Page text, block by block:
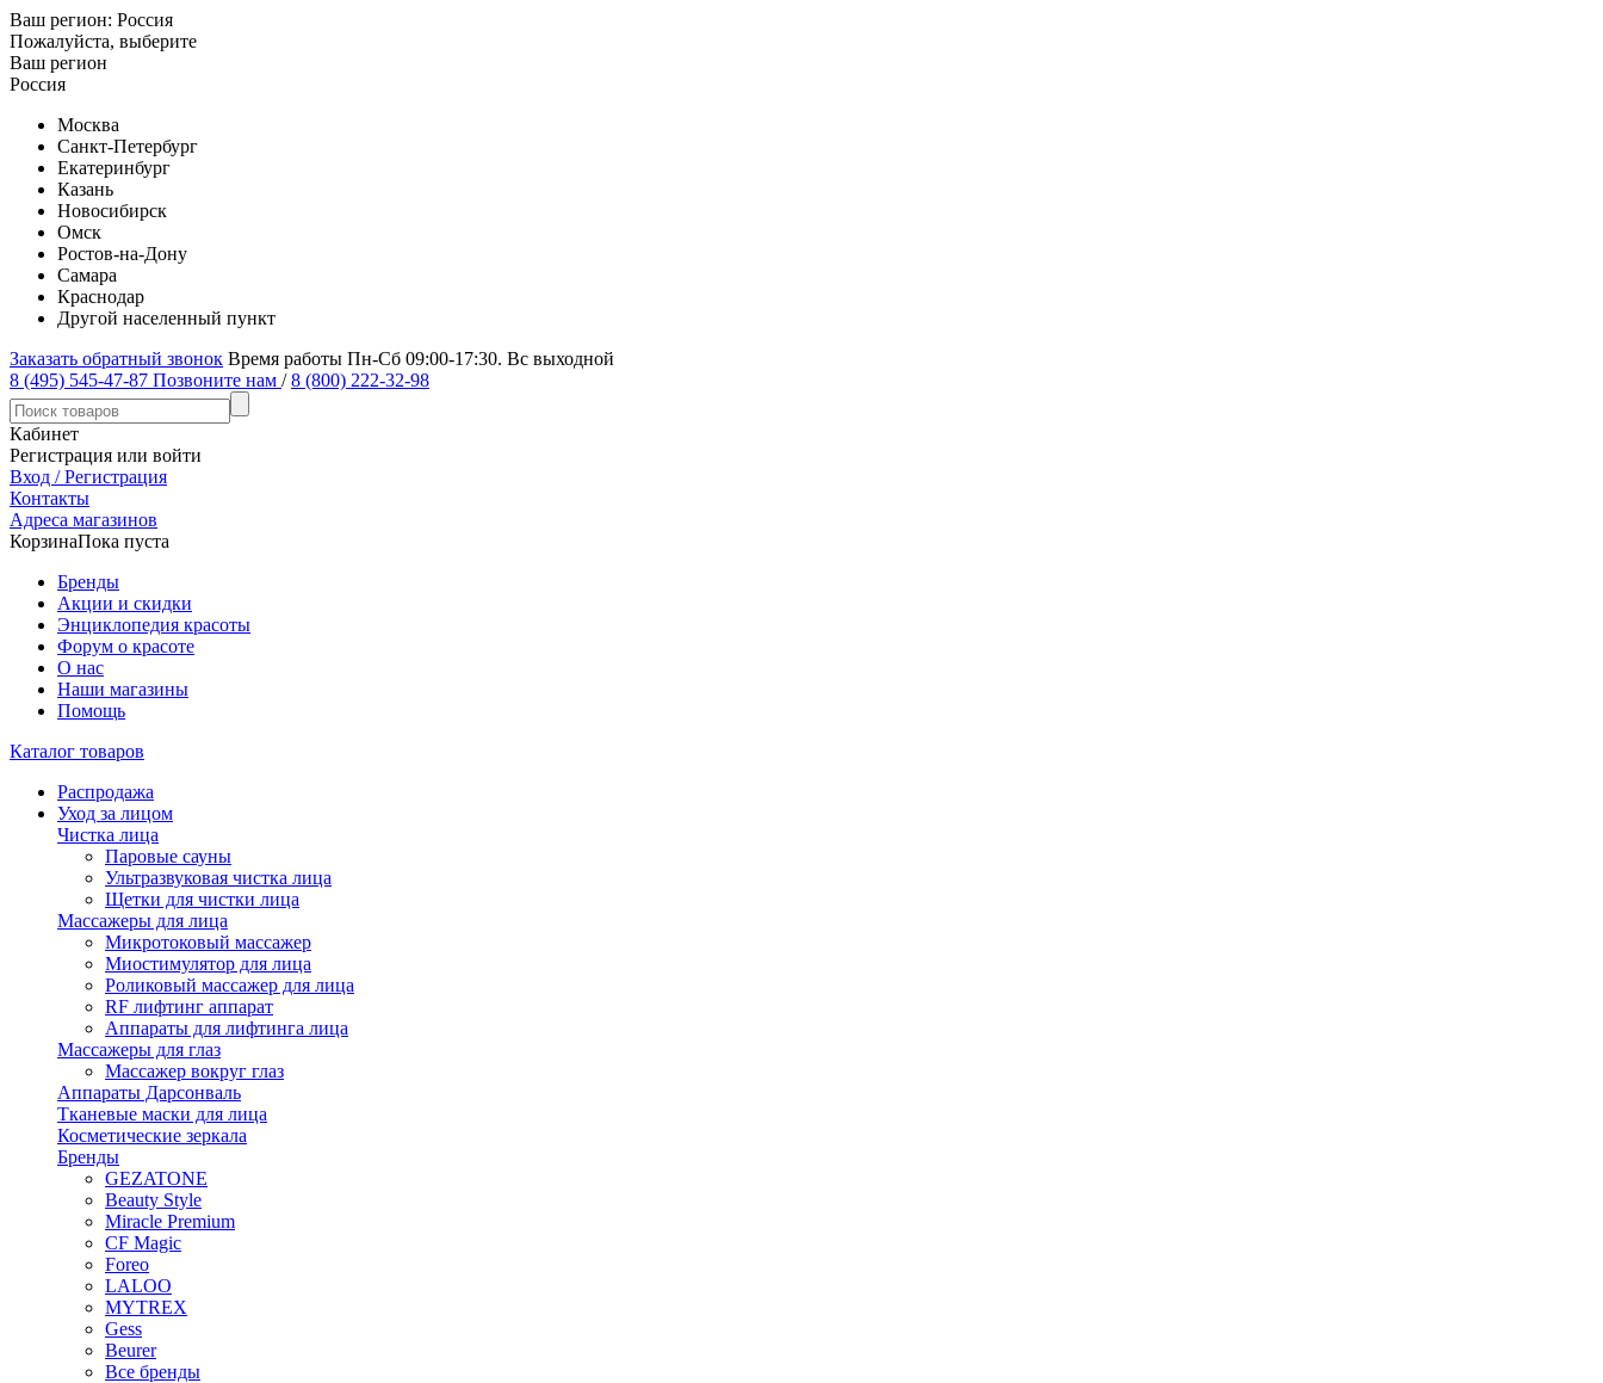
Ваш регион: Россия
Пожалуйста, выберите
Ваш регион
Россия
Москва
Санкт-Петербург
Екатеринбург
Казань
Новосибирск
Омск
Ростов-на-Дону
Самара
Краснодар
Другой населенный пункт
Заказать обратный звонок Время работы Пн-Сб 09:00-17:30. Вс выходной
8 (495) 545-47-87 Позвоните нам / 8 (800) 222-32-98
Кабинет
Регистрация или войти
Вход / Регистрация
Контакты
Адреса магазинов
КорзинаПока пуста
Бренды
Акции и скидки
Энциклопедия красоты
Форум о красоте
О нас
Наши магазины
Помощь
Каталог товаров
Распродажа
Уход за лицом
Чистка лица
Паровые сауны
Ультразвуковая чистка лица
Щетки для чистки лица
Массажеры для лица
Микротоковый массажер
Миостимулятор для лица
Роликовый массажер для лица
RF лифтинг аппарат
Аппараты для лифтинга лица
Массажеры для глаз
Массажер вокруг глаз
Аппараты Дарсонваль
Тканевые маски для лица
Косметические зеркала
Бренды
GEZATONE
Beauty Style
Miracle Premium
CF Magic
Foreo
LALOO
MYTREX
Gess
Beurer
Все бренды